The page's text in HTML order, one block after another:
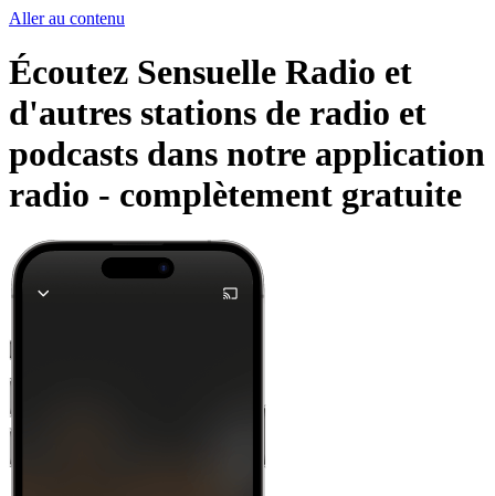
Aller au contenu
Écoutez Sensuelle Radio et
d'autres stations de radio et
podcasts dans notre application
radio - complètement gratuite